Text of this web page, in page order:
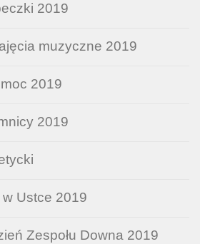
2019
muzyczne 2019
2019
2019
Ustce 2019
Zespołu Downa 2019